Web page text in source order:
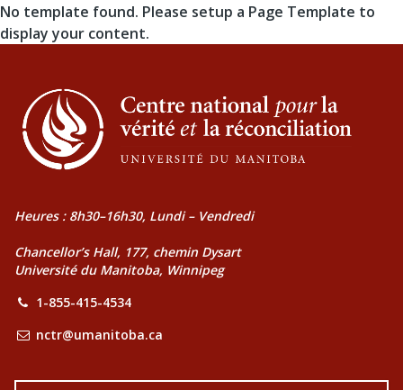
No template found. Please setup a Page Template to
display your content.
Heures : 8h30–16h30, Lundi – Vendredi
Chancellor’s Hall, 177, chemin Dysart
Université du Manitoba, Winnipeg
1-855-415-4534
nctr@umanitoba.ca